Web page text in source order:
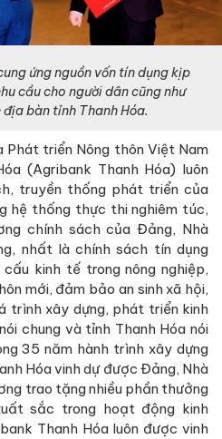
ứng nguồn vốn tín dụng kịp
cầu cho người dân cũng như
bàn tỉnh Thanh Hóa.
Phát triển Nông thôn Việt Nam
(Agribank Thanh Hóa) luôn
truyền thống phát triển của
hệ thống thực thi nghiêm túc,
chính sách của Đảng, Nhà
nhất là chính sách tín dụng
kinh tế trong nông nghiệp,
mới, đảm bảo an sinh xã hội,
trình xây dựng, phát triển kinh
chung và tỉnh Thanh Hóa nói
35 năm hành trình xây dựng
Hóa vinh dự được Đảng, Nhà
trao tặng nhiều phần thưởng
sắc trong hoạt động kinh
Thanh Hóa luôn được vinh